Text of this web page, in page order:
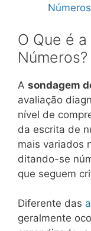
O Que é
Números?
A sondagem
avaliação
nível de
da escrita de
mais variados
ditando-se
que seguem
Diferente das
geralmente